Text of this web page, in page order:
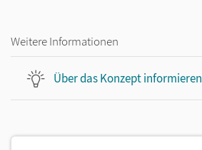
Weitere Informationen
Über das Konzept informieren